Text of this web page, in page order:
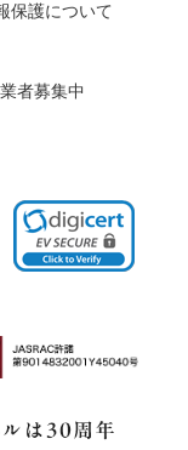
保護について
者募集中